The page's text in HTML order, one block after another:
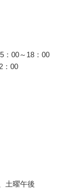
：00～18：00
：00
土曜午後